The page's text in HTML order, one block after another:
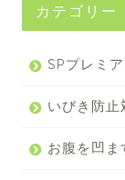
コントロールジェル
と効果
カテゴリー
SPプレミ
いびき防止
お腹を凹ま